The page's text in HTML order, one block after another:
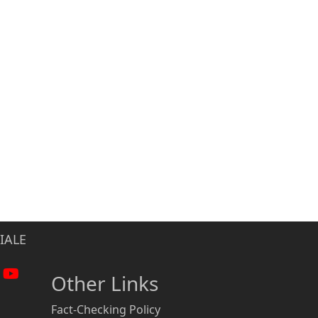
Other Links
Fact-Checking Policy